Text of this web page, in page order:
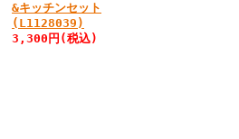
&キッチンセット
(L1128039)
3,300円 (税込)